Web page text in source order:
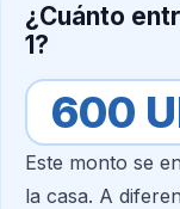
¿Cuánto
1?
600
Este monto se
la casa. A